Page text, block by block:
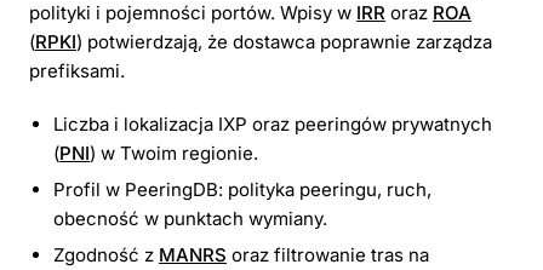
polityki i pojemności portów. Wpisy w IRR oraz ROA
(RPKI) potwierdzają, że dostawca poprawnie zarządza
prefiksami.
Liczba i lokalizacja IXP oraz peeringów prywatnych
(PNI) w Twoim regionie.
Profil w PeeringDB: polityka peeringu, ruch,
obecność w punktach wymiany.
Zgodność z MANRS oraz filtrowanie tras na